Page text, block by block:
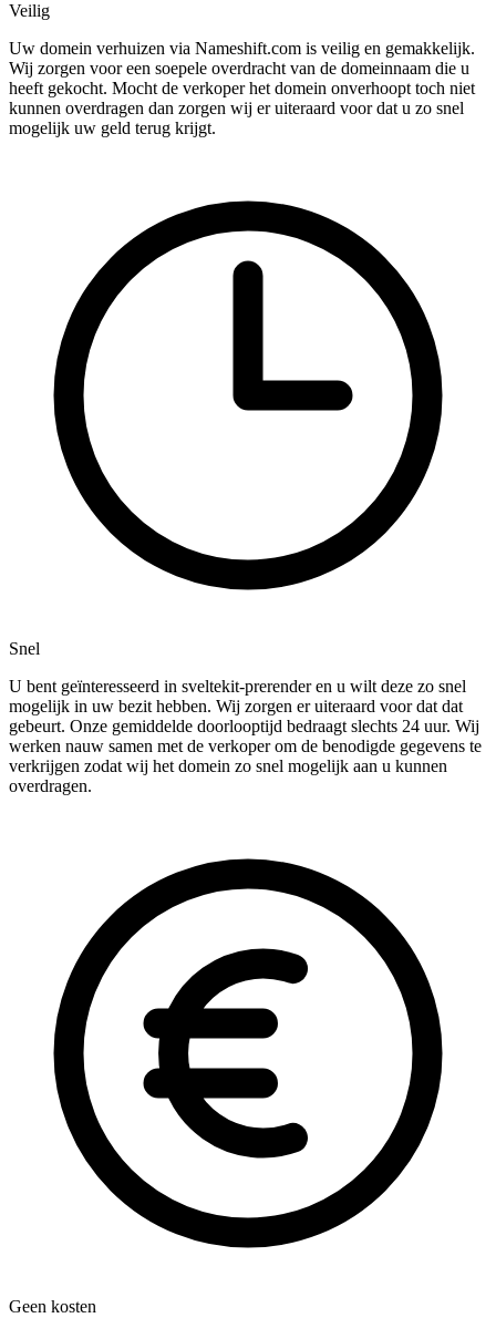
Veilig
Uw domein verhuizen via Nameshift.com is veilig en gemakkelijk.
Wij zorgen voor een soepele overdracht van de domeinnaam die u
heeft gekocht. Mocht de verkoper het domein onverhoopt toch niet
kunnen overdragen dan zorgen wij er uiteraard voor dat u zo snel
mogelijk uw geld terug krijgt.
Snel
U bent geïnteresseerd in sveltekit-prerender en u wilt deze zo snel
mogelijk in uw bezit hebben. Wij zorgen er uiteraard voor dat dat
gebeurt. Onze gemiddelde doorlooptijd bedraagt slechts 24 uur. Wij
werken nauw samen met de verkoper om de benodigde gegevens te
verkrijgen zodat wij het domein zo snel mogelijk aan u kunnen
overdragen.
Geen kosten